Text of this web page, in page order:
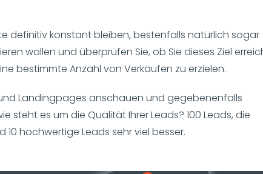
definitiv konstant bleiben, bestenfalls natürlich sogar
wollen und überprüfen Sie, ob Sie dieses Ziel
bestimmte Anzahl von Verkäufen zu erzielen.
Landingpages anschauen und gegebenenfalls
steht es um die Qualität Ihrer Leads? 100 Leads, die
hochwertige Leads sehr viel besser.